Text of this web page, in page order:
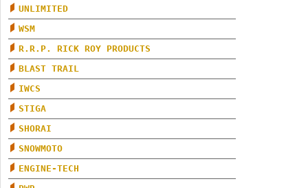
UNLIMITED
WSM
R.R.P. RICK ROY PRODUCTS
BLAST TRAIL
IWCS
STIGA
SHORAI
SNOWMOTO
ENGINE-TECH